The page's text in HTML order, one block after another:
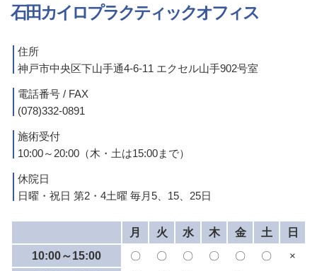
石田カイロプラクティックオフィス
住所
神戸市中央区下山手通4-6-11 エクセル山手902号室
電話番号 / FAX
(078)332-0891
施術受付
10:00～20:00（木・土は15:00まで）
休院日
日曜・祝日 第2・4土曜 毎月5、15、25日
月 火 水 木 金 土
日
10:00～15:00
〇 〇 〇 〇 〇 〇
×